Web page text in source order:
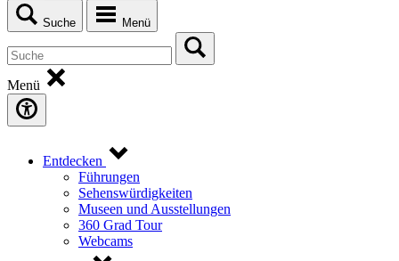
Suche Menü
Menü
Entdecken
Führungen
Sehenswürdigkeiten
Museen und Ausstellungen
360 Grad Tour
Webcams